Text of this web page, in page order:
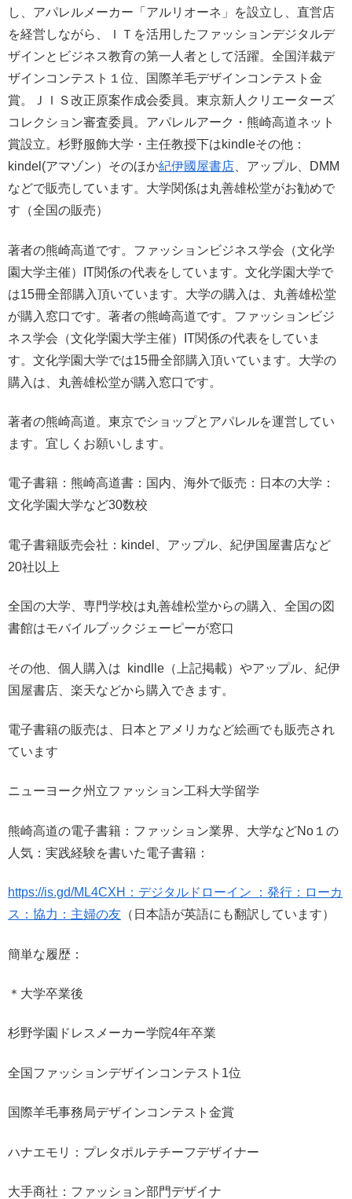
し、アパレルメーカー「アルリオーネ」を設立し、直営店
を経営しながら、ＩＴを活用したファッションデジタルデ
ザインとビジネス教育の第一人者として活躍。全国洋裁デ
ザインコンテスト１位、国際羊毛デザインコンテスト金
賞。ＪＩＳ改正原案作成会委員。東京新人クリエーターズ
コレクション審査委員。アパレルアーク・熊崎高道ネット
賞設立。杉野服飾大学・主任教授下はkindleその他：
kindel(アマゾン）そのほか紀伊國屋書店 、アップル、DMM
などで販売しています。大学関係は丸善雄松堂がお勧めで
す（全国の販売）
著者の熊崎高道です。ファッションビジネス学会（文化学
園大学主催）IT関係の代表をしています。文化学園大学で
は15冊全部購入頂いています。大学の購入は、丸善雄松堂
が購入窓口です。著者の熊崎高道です。ファッションビジ
ネス学会（文化学園大学主催）IT関係の代表をしていま
す。文化学園大学では15冊全部購入頂いています。大学の
購入は、丸善雄松堂が購入窓口です。
著者の熊崎高道。東京でショップとアパレルを運営してい
ます。宜しくお願いします。
電子書籍：熊崎高道書：国内、海外で販売：日本の大学：
文化学園大学など30数校
電子書籍販売会社：kindel、アップル、紀伊国屋書店など
20社以上
全国の大学、専門学校は丸善雄松堂からの購入、全国の図
書館はモバイルブックジェーピーが窓口
その他、個人購入は kindlle（上記掲載）やアップル、紀伊
国屋書店、楽天などから購入できます。
電子書籍の販売は、日本とアメリカなど絵画でも販売され
ています
ニューヨーク州立ファッション工科大学留学
熊崎高道の電子書籍：ファッション業界、大学などNo１の
人気：実践経験を書いた電子書籍：
https://is.gd/ML4CXH：デジタルドローイン ：発行：ローカ
ス：協力：主婦の友 （日本語が英語にも翻訳しています）
簡単な履歴：
＊大学卒業後
杉野学園ドレスメーカー学院4年卒業
全国ファッションデザインコンテスト1位
国際羊毛事務局デザインコンテスト金賞
ハナエモリ：プレタポルテチーフデザイナー
大手商社：ファッション部門デザイナ